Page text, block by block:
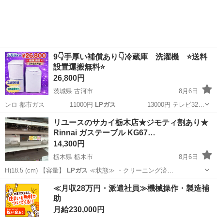
9👇手厚い補償あり👇冷蔵庫 洗濯機 ⭐️送料
設置運搬無料⭐️
26,800円
茨城県 古河市
8月6日
ンロ 都市ガス 11000円 LPガス 13000円 テレビ32…
茨城 古河市 キッチン家電 セット
リユースのサカイ栃木店★ジモティ割あり★
Rinnai ガステーブル KG67…
14,300円
栃木県 栃木市
8月6日
H)18.5 (cm) 【容量】
LPガス ≪状態≫ ・クリーニング済…
栃木 栃木市 調理器具 サカイ
≪月収28万円・派遣社員≫機械操作・製造補
助
月給230,000円